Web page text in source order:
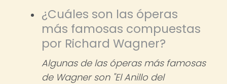
¿Cuáles son las óperas
más famosas compuestas
por Richard Wagner?
Algunas de las óperas más famosas
de Wagner son "El Anillo del